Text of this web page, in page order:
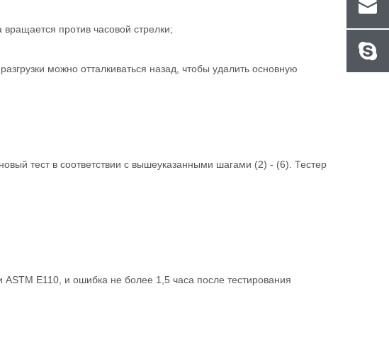
против часовой стрелки;
можно отталкиваться назад, чтобы удалить основную
тест в соответствии с вышеуказанными шагами (2) - (6). Тестер
E110, и ошибка не более 1,5 часа после тестирования